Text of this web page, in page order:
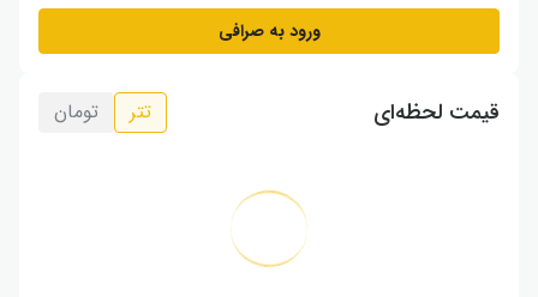
ورود به صرافی
قیمت لحظه‌ای تتر تومان